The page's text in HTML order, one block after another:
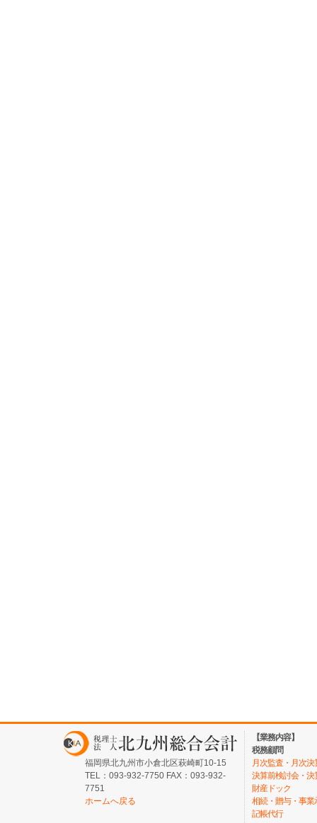
福岡県北九州市小倉北区萩崎町10-15
TEL：093-932-7750 FAX：093-932-
7751
ホームへ戻る
【業務内容】
税務顧問
月次監査・月次決
決算前検討会・決
財産ドック
相続・贈与・事業
記帳代行